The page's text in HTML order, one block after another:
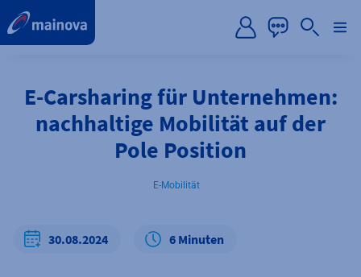
E-Carsharing für Unternehmen:
nachhaltige Mobilität auf der
Pole Position
E-Mobilität
30.08.2024 6 Minuten